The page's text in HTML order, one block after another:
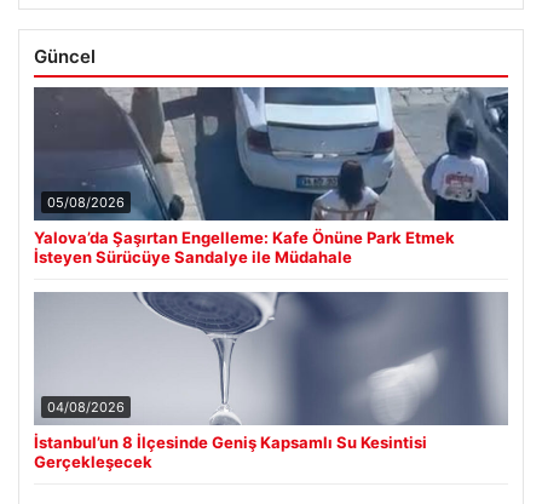
Güncel
05/08/2026
Yalova’da Şaşırtan Engelleme: Kafe Önüne Park Etmek
İsteyen Sürücüye Sandalye ile Müdahale
04/08/2026
İstanbul’un 8 İlçesinde Geniş Kapsamlı Su Kesintisi
Gerçekleşecek